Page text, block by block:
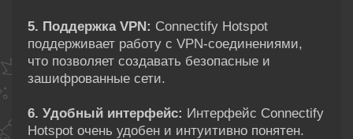
5. Поддержка VPN: Connectify Hotspot
поддерживает работу с VPN-соединениями,
что позволяет создавать безопасные и
зашифрованные сети.
6. Удобный интерфейс: Интерфейс Connectify
Hotspot очень удобен и интуитивно понятен.